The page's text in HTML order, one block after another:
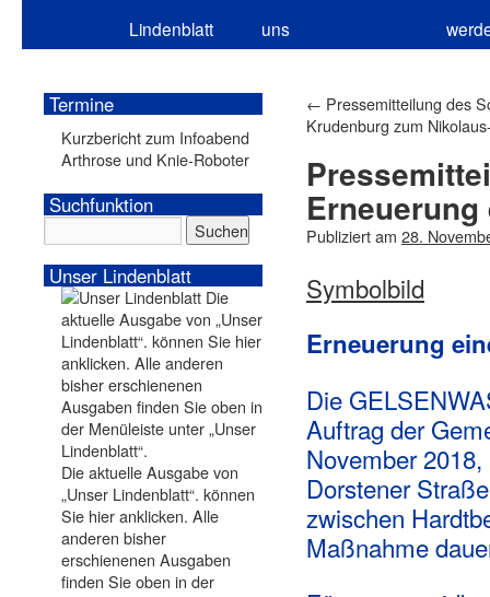
Lindenblatt
uns
← Pressemitteilung des
Krudenburg zum
Publiziert am 28.
Symbolbild
Erneuerung
Die
Auftrag der
November
Dorstener
zwischen
Maßnahme
Termine
Kurzbericht zum Infoabend
Arthrose und Knie-Roboter
Suchfunktion
Unser Lindenblatt
Die aktuelle Ausgabe von
„Unser Lindenblatt“. können
Sie hier anklicken. Alle
anderen bisher
erschienenen Ausgaben
finden Sie oben in der